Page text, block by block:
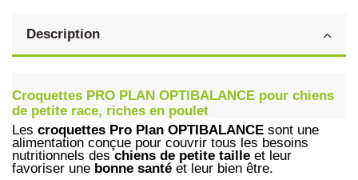
Description
Croquettes PRO PLAN OPTIBALANCE pour chiens
de petite race, riches en poulet
Les croquettes Pro Plan OPTIBALANCE sont une
alimentation conçue pour couvrir tous les besoins
nutritionnels deschiens de petite taille et leur
favoriser une bonne santé et leur bien être.